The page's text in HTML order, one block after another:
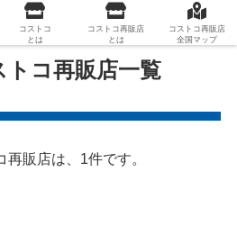
コ再販店一覧
販店は、1件です。
コストコ
とは
コストコ再販店
とは
コストコ再販店
全国マップ